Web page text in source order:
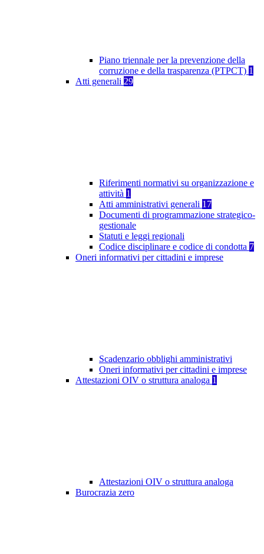
Piano triennale per la prevenzione della
corruzione e della trasparenza (PTPCT) 1
Atti generali 29
Riferimenti normativi su organizzazione e
attività 1
Atti amministrativi generali 17
Documenti di programmazione strategico-
gestionale
Statuti e leggi regionali
Codice disciplinare e codice di condotta 7
Oneri informativi per cittadini e imprese
Scadenzario obblighi amministrativi
Oneri informativi per cittadini e imprese
Attestazioni OIV o struttura analoga 1
Attestazioni OIV o struttura analoga
Burocrazia zero